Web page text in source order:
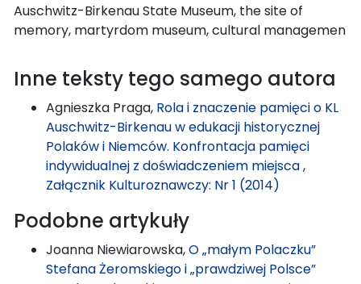
Auschwitz-Birkenau State Museum, the site of
memory, martyrdom museum, cultural managemen
Inne teksty tego samego autora
Agnieszka Praga, Rola i znaczenie pamięci o KL
Auschwitz-Birkenau w edukacji historycznej
Polaków i Niemców. Konfrontacja pamięci
indywidualnej z doświadczeniem miejsca,
Załącznik Kulturoznawczy: Nr 1 (2014)
Podobne artykuły
Joanna Niewiarowska,O „małym Polaczku”
Stefana Żeromskiego i „prawdziwej Polsce”